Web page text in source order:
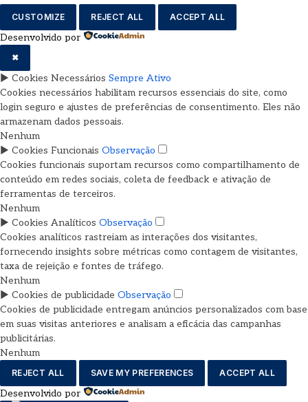
CUSTOMIZE REJECT ALL ACCEPT ALL
Desenvolvido por
✖
► Cookies Necessários Sempre Ativo
Cookies necessários habilitam recursos essenciais do site, como
login seguro e ajustes de preferências de consentimento. Eles não
armazenam dados pessoais.
Nenhum
► Cookies Funcionais Observação
Cookies funcionais suportam recursos como compartilhamento de
conteúdo em redes sociais, coleta de feedback e ativação de
ferramentas de terceiros.
Nenhum
► Cookies Analíticos Observação
Cookies analíticos rastreiam as interações dos visitantes,
fornecendo insights sobre métricas como contagem de visitantes,
taxa de rejeição e fontes de tráfego.
Nenhum
► Cookies de publicidade Observação
Cookies de publicidade entregam anúncios personalizados com base
em suas visitas anteriores e analisam a eficácia das campanhas
publicitárias.
Nenhum
REJECT ALL SAVE MY PREFERENCES ACCEPT ALL
Desenvolvido por